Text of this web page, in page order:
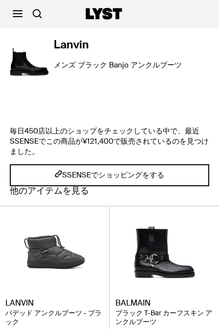
Lanvin
メンズ ブラック Banjo アンクルブーツ
毎日450店以上のショップをチェックしている中で、最近
SSENSEでこの商品が¥121,400で販売されているのを見つけ
ました。
SSENSEでショッピングをする
他のアイテムを見る
LANVIN
パデッド アンクルブーツ - ブラ
ック
BALMAIN
ブラック T-Bar カーフスキン ア
ンクルブーツ